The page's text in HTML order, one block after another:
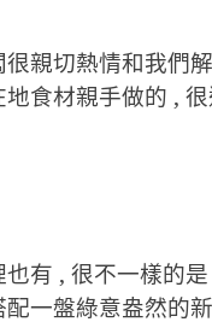
親切熱情和我們
食材親手做的 ,
有 , 很不一樣的
一盤綠意盎然的